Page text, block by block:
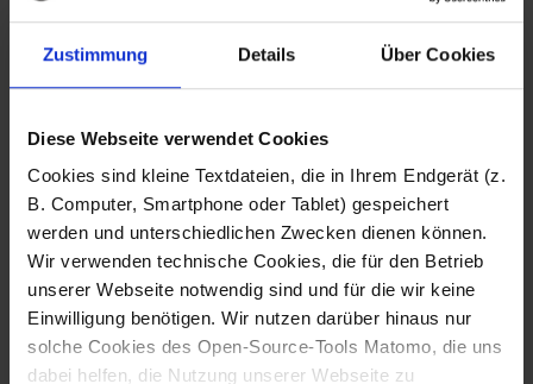
Zustimmung Details Über Cookies
Diese Webseite verwendet Cookies
Cookies sind kleine Textdateien, die in Ihrem Endgerät (z.
B. Computer, Smartphone oder Tablet) gespeichert
werden und unterschiedlichen Zwecken dienen können.
Wir verwenden technische Cookies, die für den Betrieb
unserer Webseite notwendig sind und für die wir keine
Einwilligung benötigen. Wir nutzen darüber hinaus nur
solche Cookies des Open-Source-Tools Matomo, die uns
dabei helfen, die Nutzung unserer Webseite zu
Fotografo: Lorenz
Sternbach
Download
Fotografo: Lorenz
Sternbach
Download